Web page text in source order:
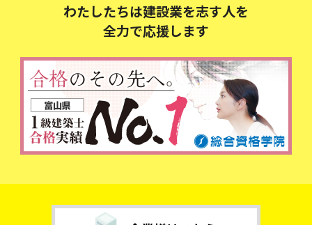
わたしたちは建設業を志す人を
全力で応援します